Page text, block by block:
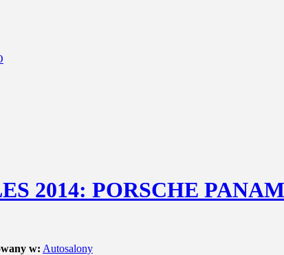
2014: PORSCHE
w: Autosalony